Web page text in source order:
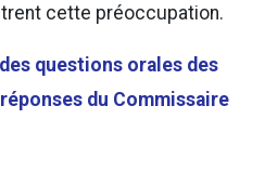
cette préoccupation.
questions orales des
du Commissaire